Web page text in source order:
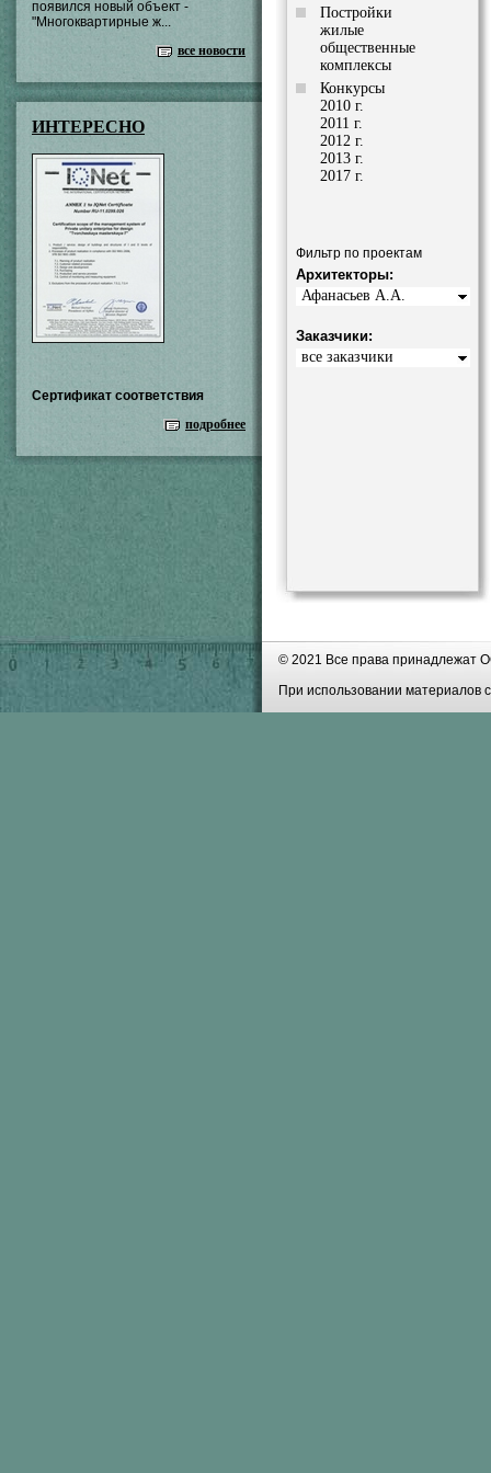
появился новый объект -
"Многоквартирные ж...
все новости
ИНТЕРЕСНО
Сертификат соответствия
подробнее
Постройки
жилые
общественные
комплексы
Конкурсы
2010 г.
2011 г.
2012 г.
2013 г.
2017 г.
Фильтр по проектам
Архитекторы:
Афанасьев А.А.
Заказчики:
все заказчики
© 2021 Все права принадлежат
При использовании материалов